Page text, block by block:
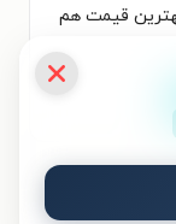
قیمت هم